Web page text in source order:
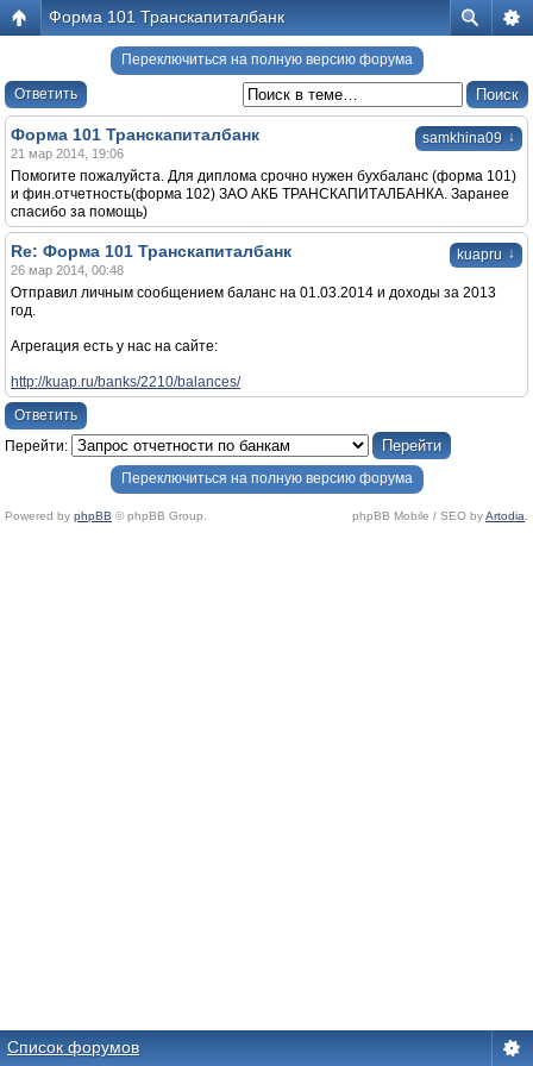
Форма 101 Транскапиталбанк
Переключиться на полную версию форума
Ответить
samkhina09 ↓
Форма 101 Транскапиталбанк
21 мар 2014, 19:06
Помогите пожалуйста. Для диплома срочно нужен бухбаланс (форма 101)
и фин.отчетность(форма 102) ЗАО АКБ ТРАНСКАПИТАЛБАНКА. Заранее
спасибо за помощь)
kuapru ↓
Re: Форма 101 Транскапиталбанк
26 мар 2014, 00:48
Отправил личным сообщением баланс на 01.03.2014 и доходы за 2013
год.
Агрегация есть у нас на сайте:
http://kuap.ru/banks/2210/balances/
Ответить
Перейти:
Переключиться на полную версию форума
Powered by phpBB © phpBB Group. phpBB Mobile / SEO byArtodia
Список форумов